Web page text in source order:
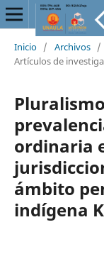
Inicio / Archivos /
Artículos de
ordinaria
ámbito
indígena